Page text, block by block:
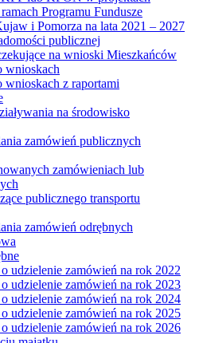
Programu Fundusze
i Pomorza na lata 2021 – 2027
publicznej
na wnioski Mieszkańców
wnioskach
wnioskach z raportami
na środowisko
zamówień publicznych
zamówieniach lub
publicznego transportu
zamówień odrębnych
udzielenie zamówień na rok 2022
udzielenie zamówień na rok 2023
udzielenie zamówień na rok 2024
udzielenie zamówień na rok 2025
udzielenie zamówień na rok 2026